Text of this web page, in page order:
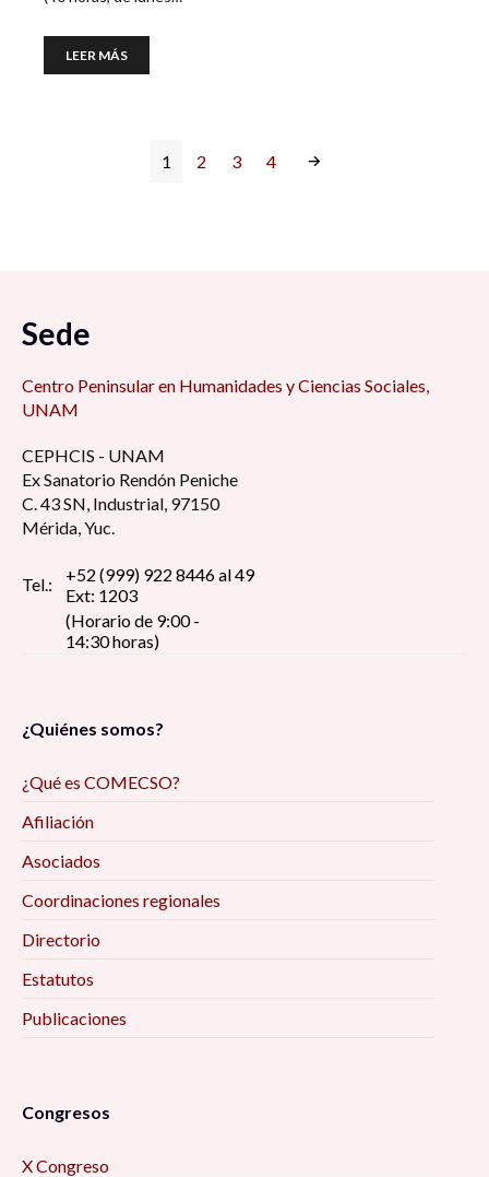
LEER MÁS
1 2 3 4
Sede
Centro Peninsular en Humanidades y Ciencias Sociales,
UNAM
CEPHCIS - UNAM
Ex Sanatorio Rendón Peniche
C. 43 SN, Industrial, 97150
Mérida, Yuc.
Tel.:
+52 (999) 922 8446 al 49
Ext: 1203
(Horario de 9:00 -
14:30 horas)
¿Quiénes somos?
¿Qué es COMECSO?
Afiliación
Asociados
Coordinaciones regionales
Directorio
Estatutos
Publicaciones
Congresos
X Congreso